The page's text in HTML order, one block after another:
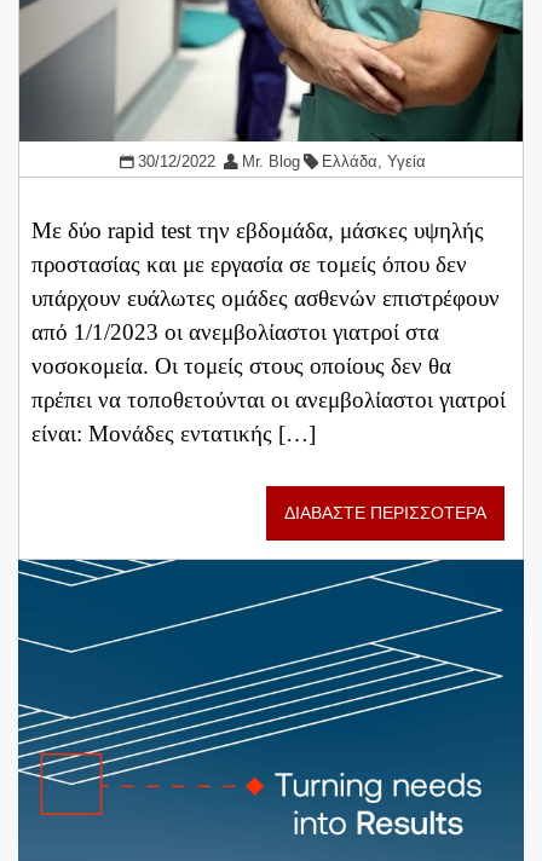
30/12/2022 Mr. Blog Ελλάδα, Υγεία
Με δύο rapid test την εβδομάδα, μάσκες υψηλής
προστασίας και με εργασία σε τομείς όπου δεν
υπάρχουν ευάλωτες ομάδες ασθενών επιστρέφουν
από 1/1/2023 οι ανεμβολίαστοι γιατροί στα
νοσοκομεία. Οι τομείς στους οποίους δεν θα
πρέπει να τοποθετούνται οι ανεμβολίαστοι γιατροί
είναι: Μονάδες εντατικής […]
ΔΙΑΒΑΣΤΕ ΠΕΡΙΣΣΟΤΕΡΑ